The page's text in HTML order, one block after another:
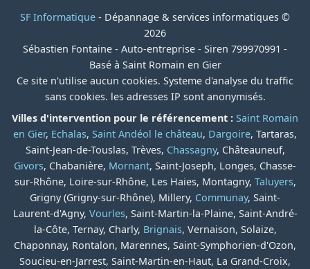
SF Informatique - Dépannage & services informatiques ©
2026
Sébastien Fontaine - Auto-entreprise - Siren 799970991 -
Basé à Saint Romain en Gier
Ce site n'utilise aucun cookies. Systeme d'analyse du traffic
sans cookies. les adresses IP sont anonymisés.
Villes d'intervention pour le référencement : Saint Romain
en Gier, Echalas, Saint Andéol le château, Dargoire, Tartaras,
Saint-Jean-de-Touslas, Trèves, Chassagny, Châteauneuf,
Givors, Chabanière, Mornant, Saint-Joseph, Longes, Chasse-
sur-Rhône, Loire-sur-Rhône, Les Haies, Montagny, Taluyers,
Grigny (Grigny-sur-Rhône), Millery, Communay, Saint-
Laurent-d'Agny, Vourles, Saint-Martin-la-Plaine, Saint-André-
la-Côte, Ternay, Charly, Brignais, Vernaison, Solaize,
Chaponnay, Rontalon, Marennes, Saint-Symphorien-d'Ozon,
Soucieu-en-Jarrest, Saint-Martin-en-Haut, La Grand-Croix,